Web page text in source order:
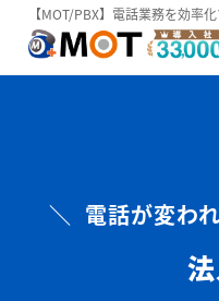
【MOT/PBX】電話業務を効率
＼ 電話が変わ